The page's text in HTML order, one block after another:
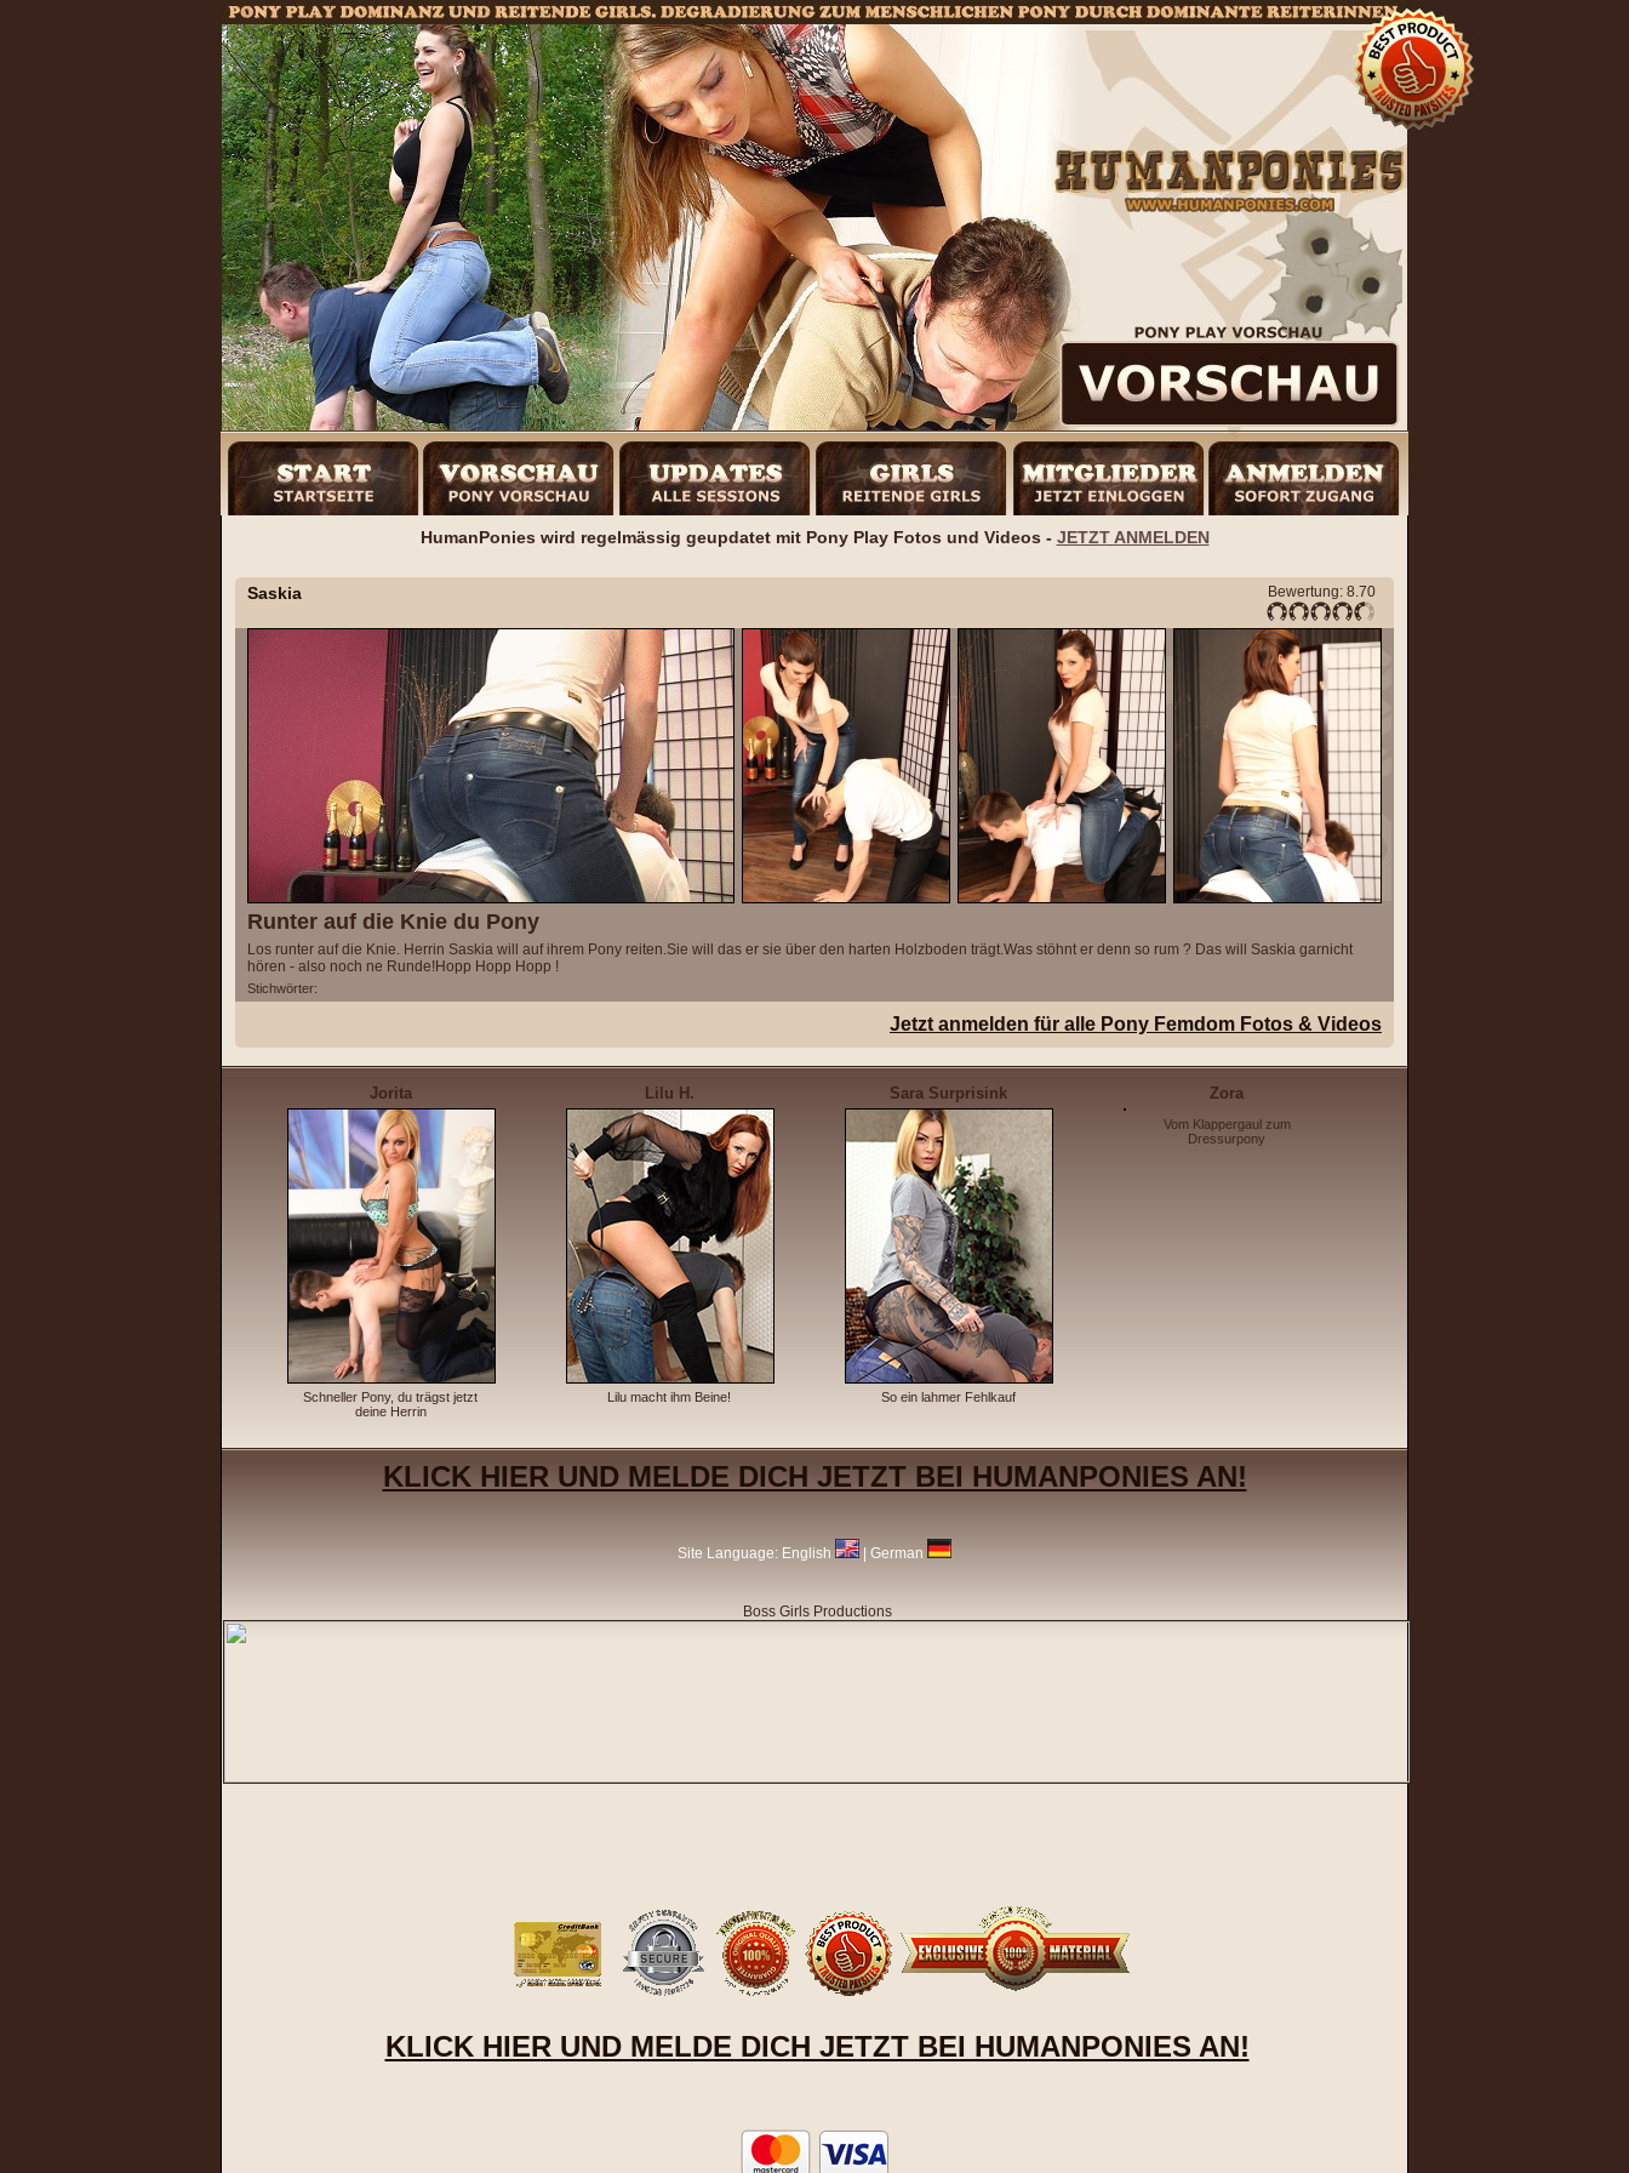
HumanPonies wird regelmässig geupdatet mit Pony Play Fotos und Videos - JETZT ANMELDEN
Saskia Bewertung: 8.70
Runter auf die Knie du Pony
Los runter auf die Knie. Herrin Saskia will auf ihrem Pony reiten.Sie will das er sie über den harten Holzboden trägt.Was stöhnt er denn so rum ? Das will Saskia garnicht
hören - also noch ne Runde!Hopp Hopp Hopp !
Stichwörter:
Jetzt anmelden für alle Pony Femdom Fotos & Videos
Jorita
Schneller Pony, du trägst jetzt
deine Herrin
Lilu H.
Lilu macht ihm Beine!
Sara Surprisink
So ein lahmer Fehlkauf
Zora
Vom Klappergaul zum
Dressurpony
KLICK HIER UND MELDE DICH JETZT BEI HUMANPONIES AN!
Site Language: English German
Boss Girls Productions
KLICK HIER UND MELDE DICH JETZT BEI HUMANPONIES AN!